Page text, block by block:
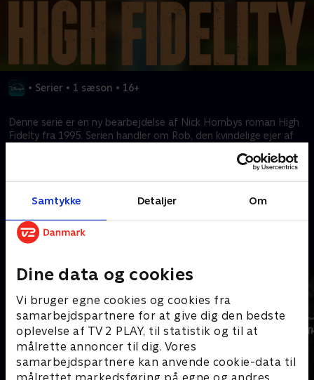
Samtykke Detaljer Om
Dine data og cookies
Vi bruger egne cookies og cookies fra
samarbejdspartnere for at give dig den bedste
oplevelse af TV 2 PLAY, til statistik og til at
målrette annoncer til dig. Vores
samarbejdspartnere kan anvende cookie-data til
• Serier • 1 sæson • 16+
Denne serie er en ny bearbejdelse af Nick Hornbys roman High
Fidelty fra 1995. Serien handler om Rob, den kvindelige ejer af
Kræver tilkøb